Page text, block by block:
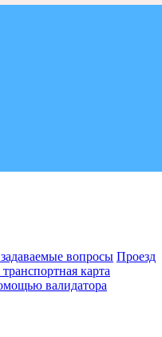
вопросы Проезд
карта
валидатора